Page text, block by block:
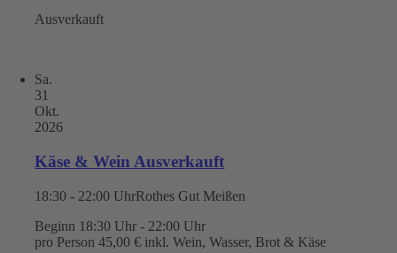
Ausverkauft
Sa.
31
Okt.
2026
Käse & Wein Ausverkauft
18:30 - 22:00 UhrRothes Gut Meißen
Beginn 18:30 Uhr - 22:00 Uhr
pro Person 45,00 € inkl. Wein, Wasser, Brot & Käse